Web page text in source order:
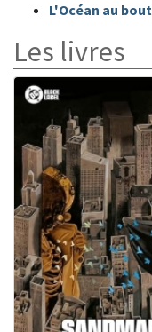
L'Océan au
Les livres